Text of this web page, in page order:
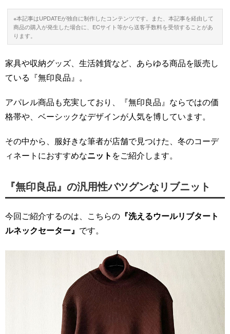
※本記事はUPDATEが独自に制作したコンテンツです。また、本記事を経由して
商品の購入が発生した場合に、ECサイト等から送客手数料を受領することがあ
ります。
家具や収納グッズ、生活雑貨など、あらゆる商品を販売し
ている『無印良品』。
アパレル商品も充実しており、『無印良品』ならではの価
格帯や、ベーシックなデザインが人気を博しています。
その中から、服好きな筆者が店舗で見つけた、冬のコーデ
ィネートにおすすめなニット をご紹介します。
『無印良品』の汎用性バツグンなリブニット
今回ご紹介するのは、こちらの 『洗えるウールリブタート
ルネックセーター』 です。